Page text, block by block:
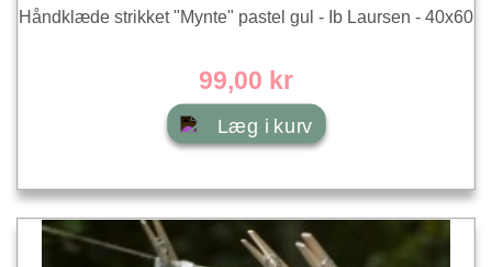
Håndklæde strikket "Mynte" pastel gul - Ib Laursen - 40x60
99,00 kr
Læg i kurv